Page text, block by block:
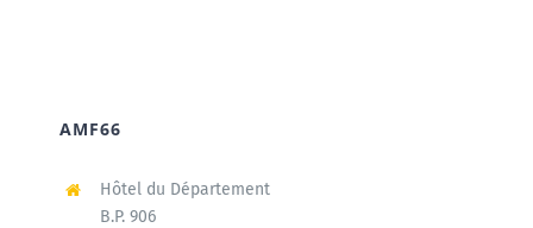
AMF66
Hôtel du Département
B.P. 906